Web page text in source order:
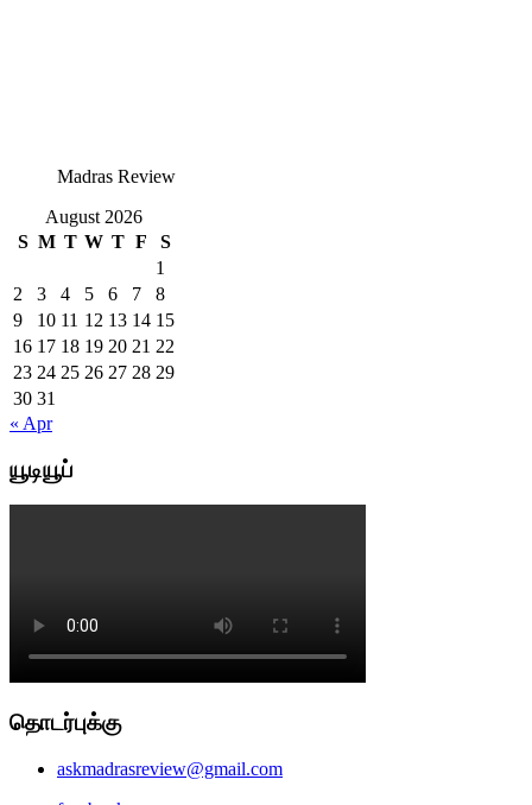
Madras Review
August 2026
S M T W T F
S
1
2
3 4 5 6 7
8
9
10 11 12 13 14 15
16 17 18 19 20 21 22
23 24 25 26 27 28 29
30 31
« Apr
யூடியூப்
தொடர்புக்கு
askmadrasreview@gmail.com